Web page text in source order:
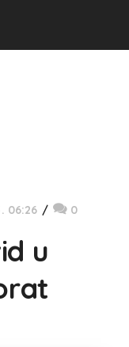
06:26 0
u